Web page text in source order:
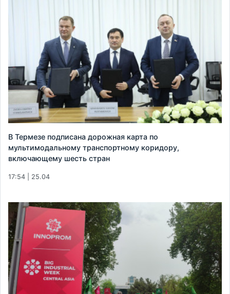
В Термезе подписана дорожная карта по
мультимодальному транспортному коридору,
включающему шесть стран
17:54 | 25.04